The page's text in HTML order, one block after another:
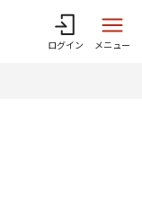
ログイン メニュー